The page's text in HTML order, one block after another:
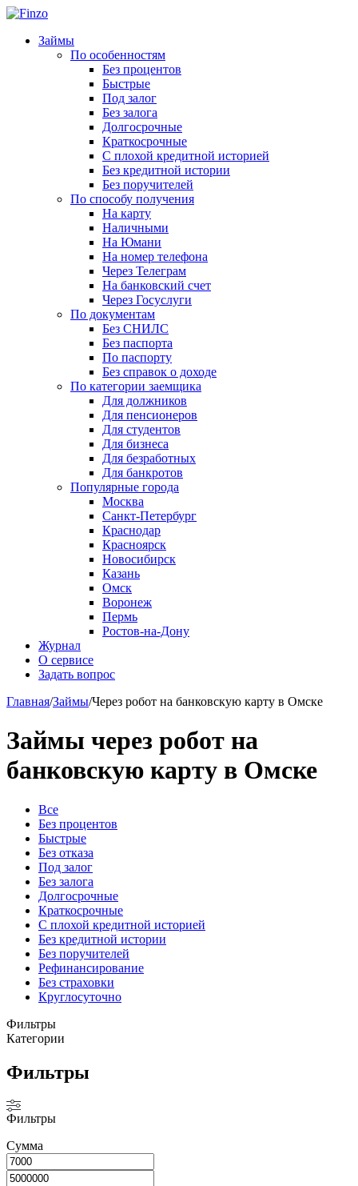
Займы
По особенностям
Без процентов
Быстрые
Под залог
Без залога
Долгосрочные
Краткосрочные
С плохой кредитной историей
Без кредитной истории
Без поручителей
По способу получения
На карту
Наличными
На Юмани
На номер телефона
Через Телеграм
На банковский счет
Через Госуслуги
По документам
Без СНИЛС
Без паспорта
По паспорту
Без справок о доходе
По категории заемщика
Для должников
Для пенсионеров
Для студентов
Для бизнеса
Для безработных
Для банкротов
Популярные города
Москва
Санкт-Петербург
Краснодар
Красноярск
Новосибирск
Казань
Омск
Воронеж
Пермь
Ростов-на-Дону
Журнал
О сервисе
Задать вопрос
Главная/Займы/Через робот на банковскую карту в Омске
Займы через робот на
банковскую карту в Омске
Все
Без процентов
Быстрые
Без отказа
Под залог
Без залога
Долгосрочные
Краткосрочные
С плохой кредитной историей
Без кредитной истории
Без поручителей
Рефинансирование
Без страховки
Круглосуточно
Фильтры
Категории
Фильтры
Фильтры
Сумма